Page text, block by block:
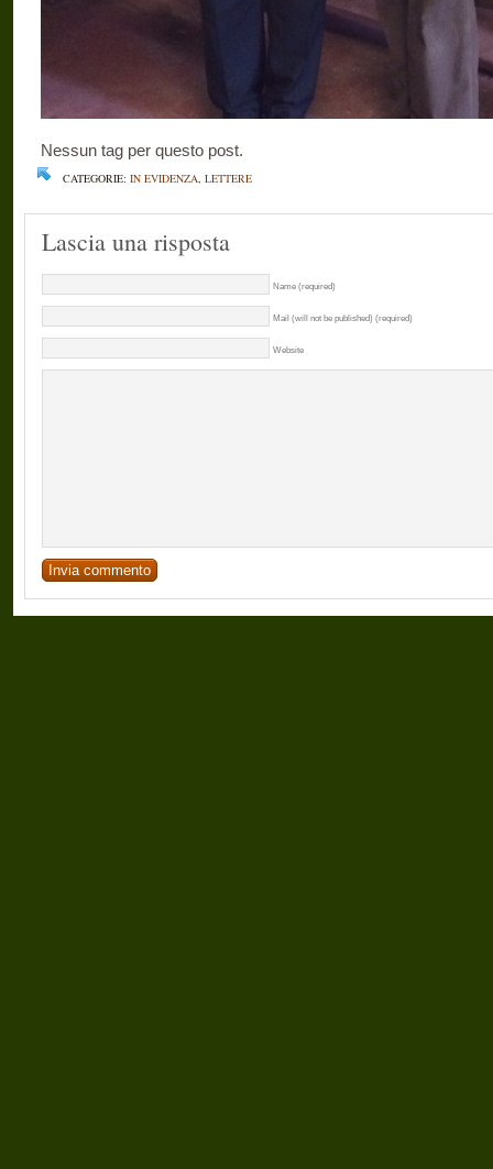
Nessun tag per questo post.
CATEGORIE: IN EVIDENZA, LETTERE
Lascia una risposta
Name (required)
Mail (will not be published) (required)
Website